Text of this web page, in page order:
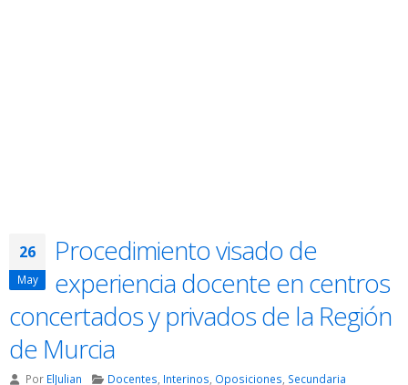
26
May
Procedimiento visado de
experiencia docente en centros
concertados y privados de la Región
de Murcia
Por ElJulian Docentes Interinos Oposiciones Secundaria